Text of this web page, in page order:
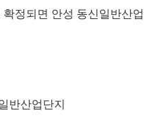
정되면 안성 동신일반산
반산업단지